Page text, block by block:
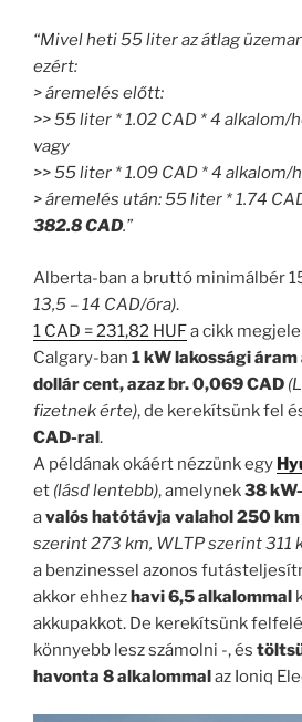
“Mivel heti 55 liter az átlag
ezért:
> áremelés előtt:
>> 55 liter * 1.02 CAD * 4 alkalom/
vagy
>> 55 liter * 1.09 CAD * 4 alkalom/
> áremelés után: 55 liter * 1.74
382.8 CAD.”
Alberta-ban a bruttó minimálbér
13,5 – 14 CAD/óra).
1 CAD = 231,82 HUFa cikk
Calgary-ban 1 kW lakossági
dollár cent, azaz br. 0,069 CAD
fizetnek érte), de kerekítsünk fel
CAD-ral.
A példának okáért nézzünk egy
et (lásd lentebb), amelynek38
avalós hatótávja valahol 250
szerint 273 km, WLTP szerint 311
a benzinessel azonos
akkor ehhezhavi 6,5 alkalommal
akkupakkot. De kerekítsünk
könnyebb lesz számolni -, és
havonta 8 alkalommalaz Ioniq